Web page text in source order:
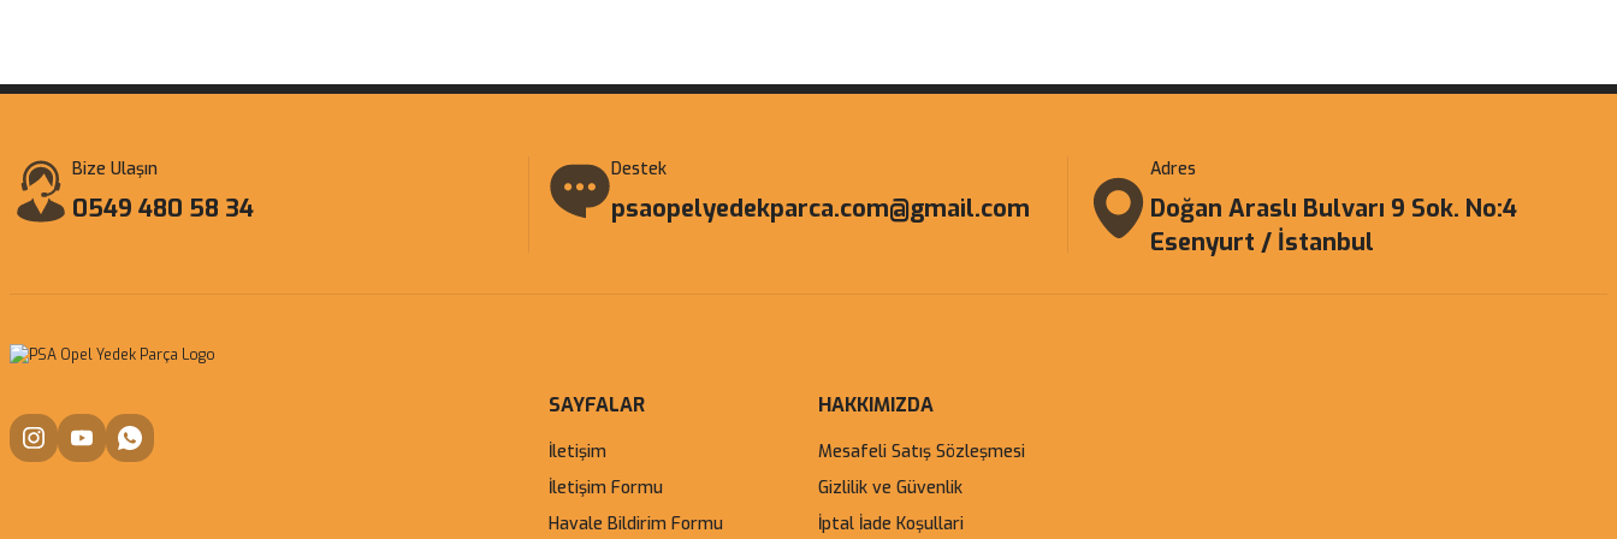
Bize Ulaşın
0549 480 58 34
Destek
psaopelyedekparca.com@gmail.com
Adres
Doğan Araslı Bulvarı 9 Sok. No:4
Esenyurt / İstanbul
SAYFALAR
İletişim
İletişim Formu
Havale Bildirim Formu
HAKKIMIZDA
Mesafeli Satış Sözleşmesi
Gizlilik ve Güvenlik
İptal İade Koşullari